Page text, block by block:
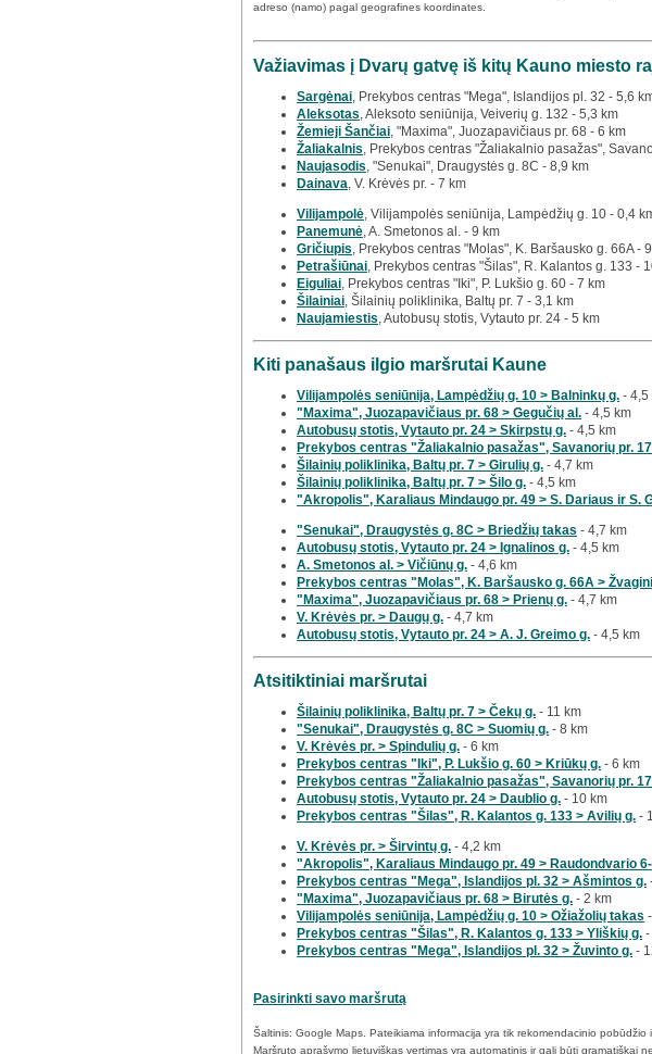
adreso (namo) pagal geografines koordinates.
Važiavimas į Dvarų gatvę iš kitų Kauno miesto
Sargėnai , Prekybos centras "Mega", Islandijos pl. 32 - 5,6
Aleksotas , Aleksoto seniūnija, Veiverių g. 132 - 5,3 km
Žemieji Šančiai , "Maxima", Juozapavičiaus pr. 68 - 6 km
Žaliakalnis , Prekybos centras "Žaliakalnio pasažas",
Naujasodis , "Senukai", Draugystės g. 8C - 8,9 km
Dainava , V. Krėvės pr. - 7 km
Vilijampolė , Vilijampolės seniūnija, Lampėdžių g. 10 - 0,4
Panemunė , A. Smetonos al. - 9 km
Gričiupis , Prekybos centras "Molas", K. Baršausko g. 66A -
Petrašiūnai , Prekybos centras "Šilas", R. Kalantos g. 133 -
Eiguliai , Prekybos centras "Iki", P. Lukšio g. 60 - 7 km
Šilainiai , Šilainių poliklinika, Baltų pr. 7 - 3,1 km
Naujamiestis , Autobusų stotis, Vytauto pr. 24 - 5 km
Kiti panašaus ilgio maršrutai Kaune
Vilijampolės seniūnija, Lampėdžių g. 10 > Balninkų g. - 4,5
"Maxima", Juozapavičiaus pr. 68 > Gegučių al. - 4,5 km
Autobusų stotis, Vytauto pr. 24 > Skirpstų g. - 4,5 km
Prekybos centras "Žaliakalnio pasažas", Savanorių pr.
Šilainių poliklinika, Baltų pr. 7 > Girulių g. - 4,7 km
Šilainių poliklinika, Baltų pr. 7 > Šilo g. - 4,5 km
"Akropolis", Karaliaus Mindaugo pr. 49 > S. Dariaus ir S.
"Senukai", Draugystės g. 8C > Briedžių takas - 4,7 km
Autobusų stotis, Vytauto pr. 24 > Ignalinos g. - 4,5 km
A. Smetonos al. > Vičiūnų g. - 4,6 km
Prekybos centras "Molas", K. Baršausko g. 66A >
"Maxima", Juozapavičiaus pr. 68 > Prienų g. - 4,7 km
V. Krėvės pr. > Daugų g. - 4,7 km
Autobusų stotis, Vytauto pr. 24 > A. J. Greimo g. - 4,5 km
Atsitiktiniai maršrutai
Šilainių poliklinika, Baltų pr. 7 > Čekų g. - 11 km
"Senukai", Draugystės g. 8C > Suomių g. - 8 km
V. Krėvės pr. > Spindulių g. - 6 km
Prekybos centras "Iki", P. Lukšio g. 60 > Kriūkų g. - 6 km
Prekybos centras "Žaliakalnio pasažas", Savanorių pr.
Autobusų stotis, Vytauto pr. 24 > Daublio g. - 10 km
Prekybos centras "Šilas", R. Kalantos g. 133 > Avilių g. -
V. Krėvės pr. > Širvintų g. - 4,2 km
"Akropolis", Karaliaus Mindaugo pr. 49 > Raudondvario
Prekybos centras "Mega", Islandijos pl. 32 > Ašmintos g.
"Maxima", Juozapavičiaus pr. 68 > Birutės g. - 2 km
Vilijampolės seniūnija, Lampėdžių g. 10 > Ožiažolių takas
Prekybos centras "Šilas", R. Kalantos g. 133 > Yliškių g. -
Prekybos centras "Mega", Islandijos pl. 32 > Žuvinto g. -
Pasirinkti savo maršrutą
Šaltinis: Google Maps. Pateikiama informacija yra tik rekomendacinio
Maršruto aprašymo lietuviškas vertimas yra automatinis ir gali būti gramatiškai